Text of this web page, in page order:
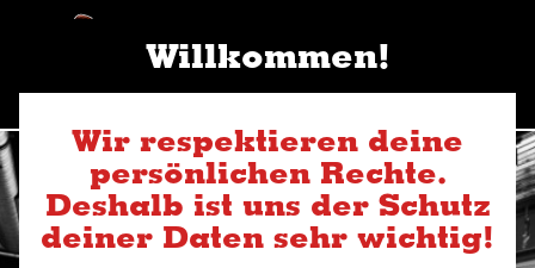
Willkommen!
Wir respektieren deine
persönlichen Rechte.
Deshalb ist uns der Schutz
deiner Daten sehr wichtig!